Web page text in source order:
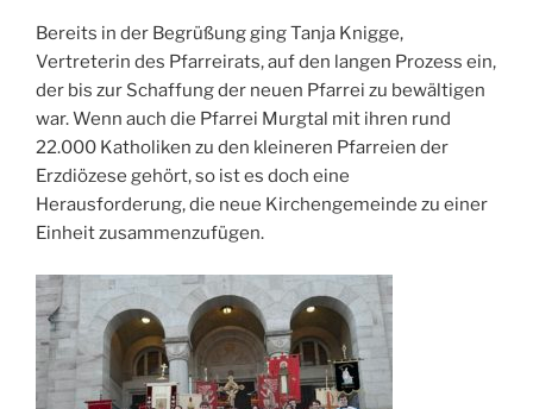
Bereits in der Begrüßung ging Tanja Knigge,
Vertreterin des Pfarreirats, auf den langen Prozess ein,
der bis zur Schaffung der neuen Pfarrei zu bewältigen
war. Wenn auch die Pfarrei Murgtal mit ihren rund
22.000 Katholiken zu den kleineren Pfarreien der
Erzdiözese gehört, so ist es doch eine
Herausforderung, die neue Kirchengemeinde zu einer
Einheit zusammenzufügen.